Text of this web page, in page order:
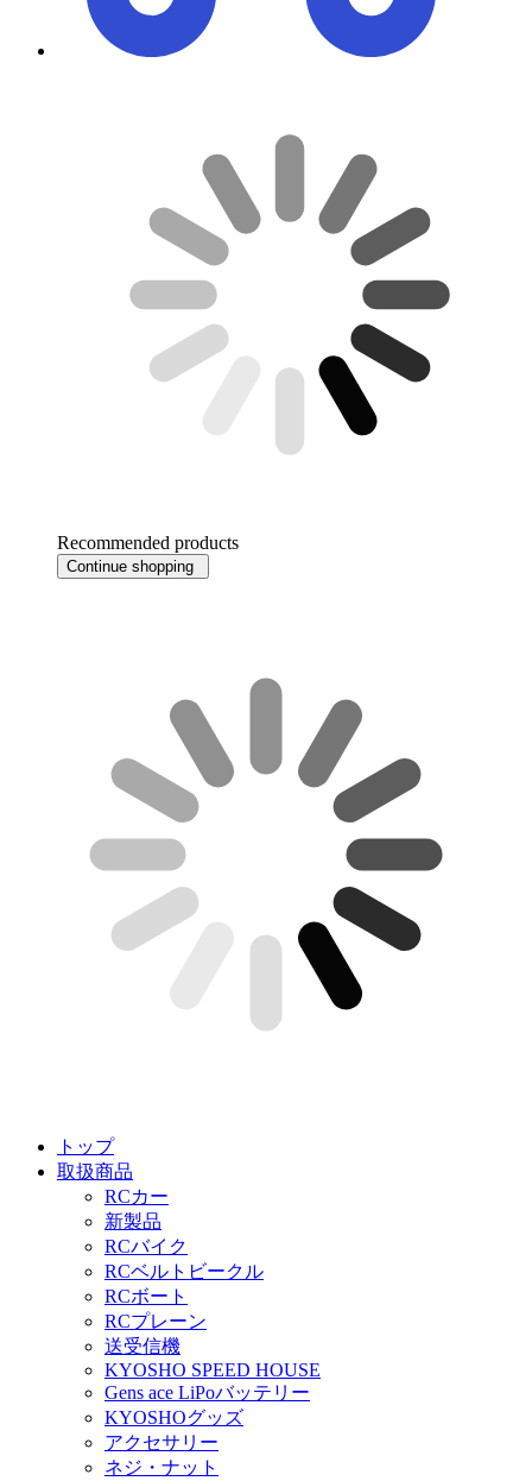
Recommended products
Continue shopping
トップ
取扱商品
RCカー
新製品
RCバイク
RCベルトビークル
RCボート
RCプレーン
送受信機
KYOSHO SPEED HOUSE
Gens ace LiPoバッテリー
KYOSHOグッズ
アクセサリー
ネジ・ナット